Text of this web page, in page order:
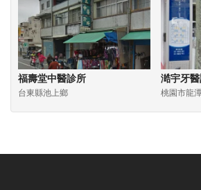
福壽堂中醫診所
台東縣池上鄉
澔宇牙
桃園市龍